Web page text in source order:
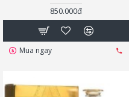
850.000đ
Mua ngay